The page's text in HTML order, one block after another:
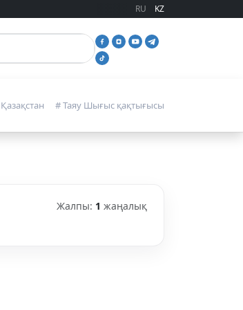
RU KZ
# Таяу Шығыс қақтығысы
Жалпы: 1 жаңалық